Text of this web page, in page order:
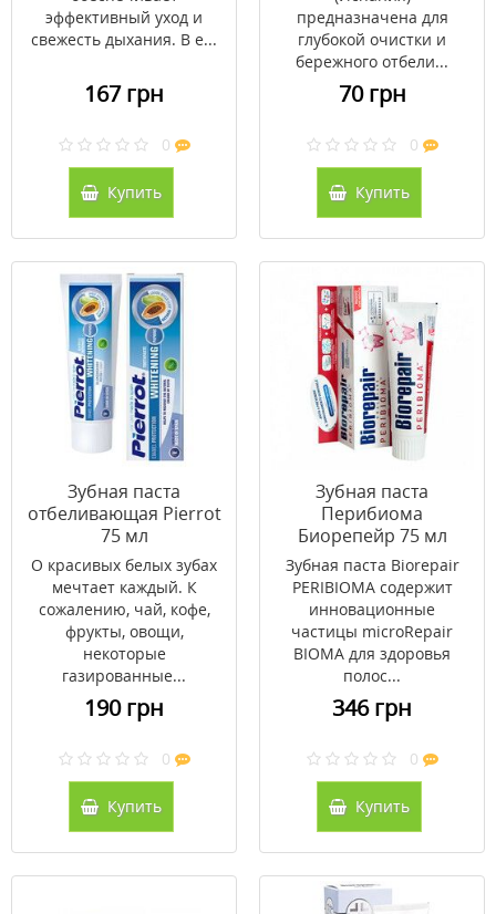
эффективный уход и
свежесть дыхания. В е...
167 грн
0
Купить
предназначена для
глубокой очистки и
бережного отбели...
70 грн
0
Купить
Зубная паста
отбеливающая Pierrot
75 мл
О красивых белых зубах
мечтает каждый. К
сожалению, чай, кофе,
фрукты, овощи,
некоторые
газированные...
190 грн
0
Купить
Зубная паста
Перибиома
Биорепейр 75 мл
Зубная паста Biorepair
PERIBIOMA содержит
инновационные
частицы microRepair
BIOMA для здоровья
полос...
346 грн
0
Купить